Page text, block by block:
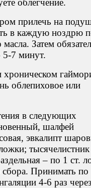
облегчение.
прилечь на
в каждую ноздрю
Затем
5-7 минут.
облепиховое или
в следующих
шалфей
эвкалипт
тысячелистник
– по 1 ст.
сбора. Принимать
4-6 раз